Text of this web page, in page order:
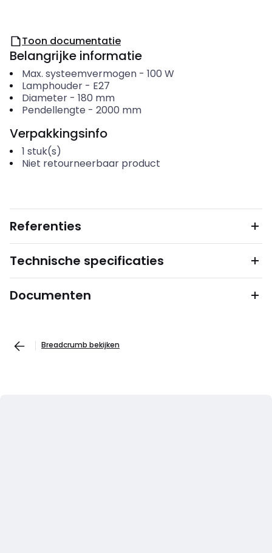
Toon documentatie
Belangrijke informatie
Max. systeemvermogen- 100 W
Lamphouder- E27
Diameter- 180 mm
Pendellengte - 2000 mm
Verpakkingsinfo
1 stuk(s)
Niet retourneerbaar product
Referenties
Technische specificaties
Documenten
Breadcrumb bekijken